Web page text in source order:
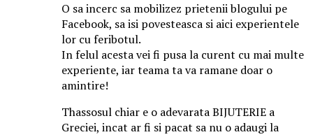
O sa incerc sa mobilizez prietenii blogului pe
Facebook, sa isi povesteasca si aici experientele
lor cu feribotul.
In felul acesta vei fi pusa la curent cu mai multe
experiente, iar teama ta va ramane doar o
amintire!
Thassosul chiar e o adevarata BIJUTERIE a
Greciei, incat ar fi si pacat sa nu o adaugi la